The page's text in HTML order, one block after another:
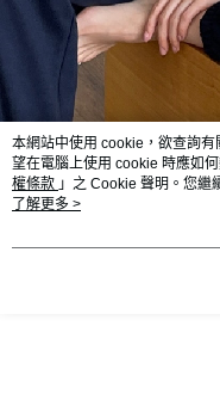
本網站中使用 cookie，欲查詢
望在電腦上使用 cookie 時應如
權條款 」之 Cookie 聲明。您繼
用條款之 Cookie 聲明使用
了解更多 >